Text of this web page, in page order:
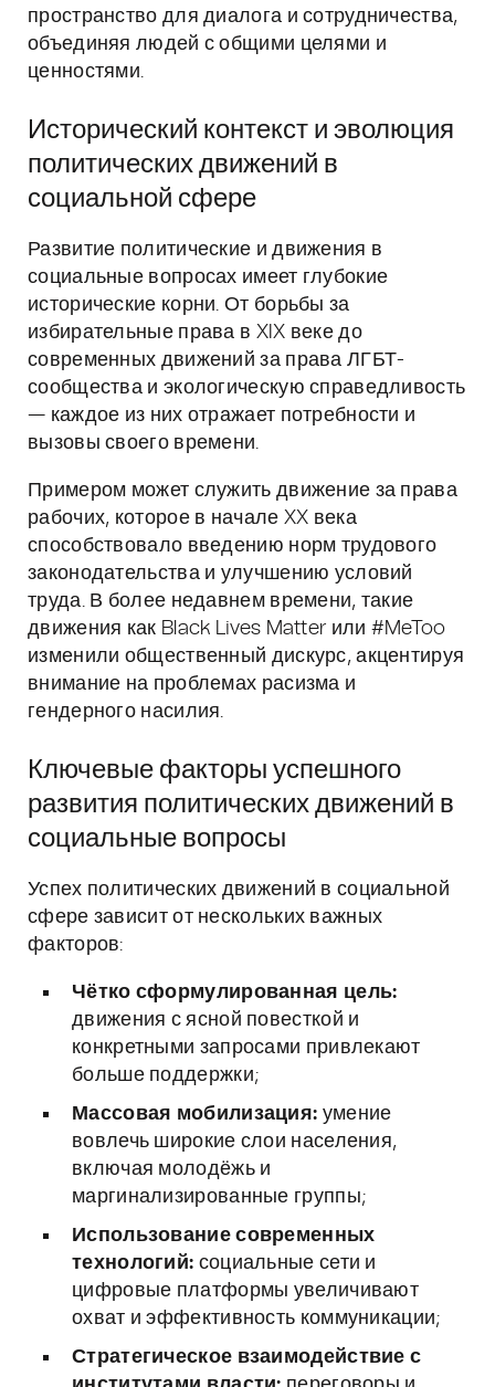
пространство для диалога и сотрудничества,
объединяя людей с общими целями и
ценностями.
Исторический контекст и эволюция
политических движений в
социальной сфере
Развитие политические и движения в
социальные вопросах имеет глубокие
исторические корни. От борьбы за
избирательные права в XIX веке до
современных движений за права ЛГБТ-
сообщества и экологическую справедливость
— каждое из них отражает потребности и
вызовы своего времени.
Примером может служить движение за права
рабочих, которое в начале XX века
способствовало введению норм трудового
законодательства и улучшению условий
труда. В более недавнем времени, такие
движения как Black Lives Matter или #MeToo
изменили общественный дискурс, акцентируя
внимание на проблемах расизма и
гендерного насилия.
Ключевые факторы успешного
развития политических движений в
социальные вопросы
Успех политических движений в социальной
сфере зависит от нескольких важных
факторов:
Чётко сформулированная цель:
движения с ясной повесткой и
конкретными запросами привлекают
больше поддержки;
Массовая мобилизация: умение
вовлечь широкие слои населения,
включая молодёжь и
маргинализированные группы;
Использование современных
технологий: социальные сети и
цифровые платформы увеличивают
охват и эффективность коммуникации;
Стратегическое взаимодействие с